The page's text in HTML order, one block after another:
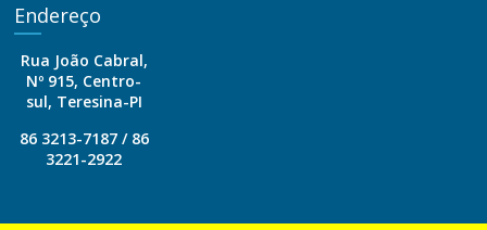
Endereço
Rua João Cabral,
Nº 915, Centro-
sul, Teresina-PI
86 3213-7187 / 86
3221-2922